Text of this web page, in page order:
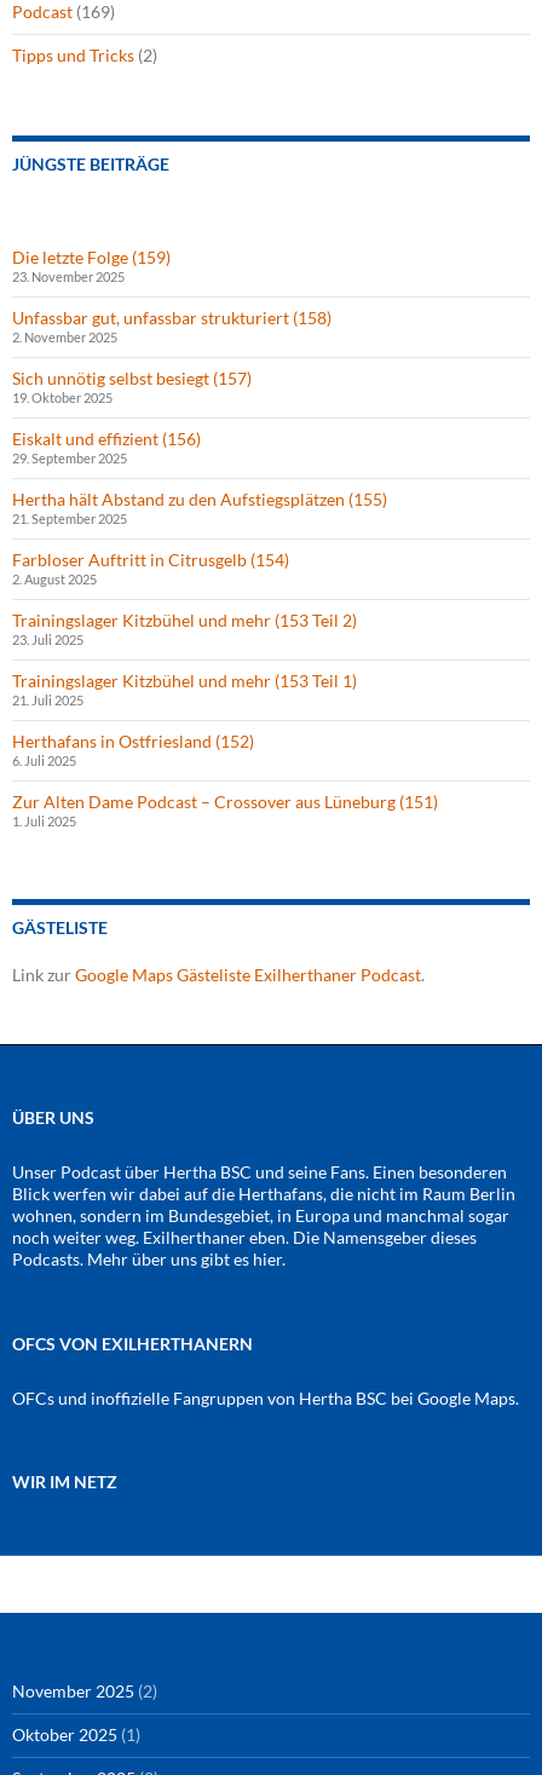
Podcast (169)
Tipps und Tricks (2)
JÜNGSTE BEITRÄGE
Die letzte Folge (159)
23. November 2025
Unfassbar gut, unfassbar strukturiert (158)
2. November 2025
Sich unnötig selbst besiegt (157)
19. Oktober 2025
Eiskalt und effizient (156)
29. September 2025
Hertha hält Abstand zu den Aufstiegsplätzen (155)
21. September 2025
Farbloser Auftritt in Citrusgelb (154)
2. August 2025
Trainingslager Kitzbühel und mehr (153 Teil 2)
23. Juli 2025
Trainingslager Kitzbühel und mehr (153 Teil 1)
21. Juli 2025
Herthafans in Ostfriesland (152)
6. Juli 2025
Zur Alten Dame Podcast – Crossover aus Lüneburg (151)
1. Juli 2025
GÄSTELISTE
Link zurGoogle Maps Gästeliste Exilherthaner Podcast.
ÜBER UNS
Unser Podcast über Hertha BSC und seine Fans. Einen besonderen
Blick werfen wir dabei auf die Herthafans, die nicht im Raum Berlin
wohnen, sondern im Bundesgebiet, in Europa und manchmal sogar
noch weiter weg. Exilherthaner eben. Die Namensgeber dieses
Podcasts. Mehr über uns gibt es hier.
OFCS VON EXILHERTHANERN
OFCs und inoffizielle Fangruppen von Hertha BSC bei Google Maps.
WIR IM NETZ
November 2025 (2)
Oktober 2025 (1)